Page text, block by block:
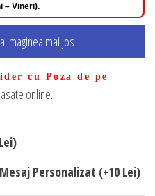
– Vineri).
Imaginea mai jos
cu Poza de pe
online.
Personalizat (+10 Lei)